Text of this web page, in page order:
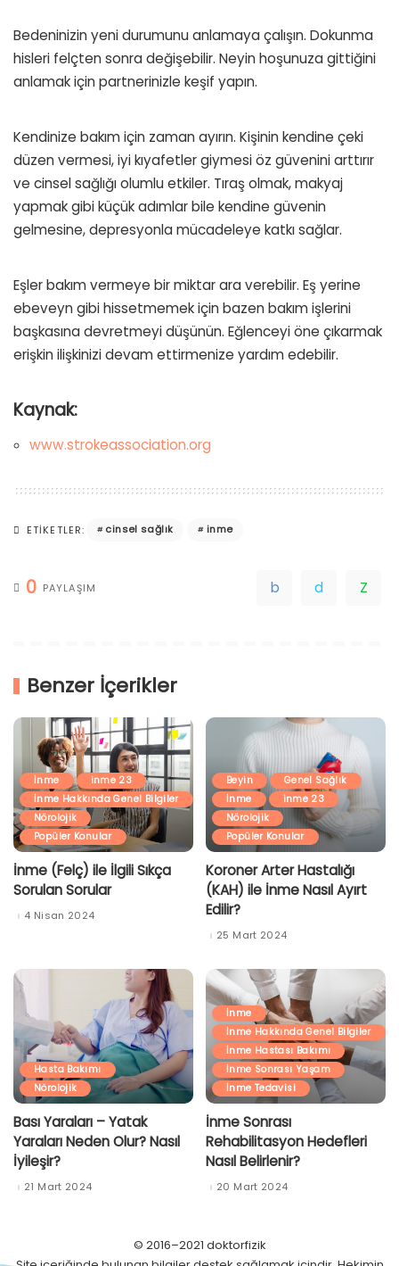
Bedeninizin yeni durumunu anlamaya çalışın. Dokunma
hisleri felçten sonra değişebilir. Neyin hoşunuza gittiğini
anlamak için partnerinizle keşif yapın.
Kendinize bakım için zaman ayırın. Kişinin kendine çeki
düzen vermesi, iyi kıyafetler giymesi öz güvenini arttırır
ve cinsel sağlığı olumlu etkiler. Tıraş olmak, makyaj
yapmak gibi küçük adımlar bile kendine güvenin
gelmesine, depresyonla mücadeleye katkı sağlar.
Eşler bakım vermeye bir miktar ara verebilir. Eş yerine
ebeveyn gibi hissetmemek için bazen bakım işlerini
başkasına devretmeyi düşünün. Eğlenceyi öne çıkarmak
erişkin ilişkinizi devam ettirmenize yardım edebilir.
Kaynak:
www.strokeassociation.org
ETIKETLER: cinsel sağlık inme
0 PAYLAŞIM
Benzer İçerikler
İnme
inme 23
İnme Hakkında Genel Bilgiler
Nörolojik
Popüler Konular
İnme (Felç) ile İlgili Sıkça
Sorulan Sorular
4 Nisan 2024
Beyin
Genel Sağlık
İnme
inme 23
Nörolojik
Popüler Konular
Koroner Arter Hastalığı
(KAH) ile İnme Nasıl Ayırt
Edilir?
25 Mart 2024
Hasta Bakımı
Nörolojik
Bası Yaraları – Yatak
Yaraları Neden Olur? Nasıl
İyileşir?
21 Mart 2024
İnme
İnme Hakkında Genel Bilgiler
İnme Hastası Bakımı
İnme Sonrası Yaşam
İnme Tedavisi
İnme Sonrası
Rehabilitasyon Hedefleri
Nasıl Belirlenir?
20 Mart 2024
© 2016–2021 doktorfizik